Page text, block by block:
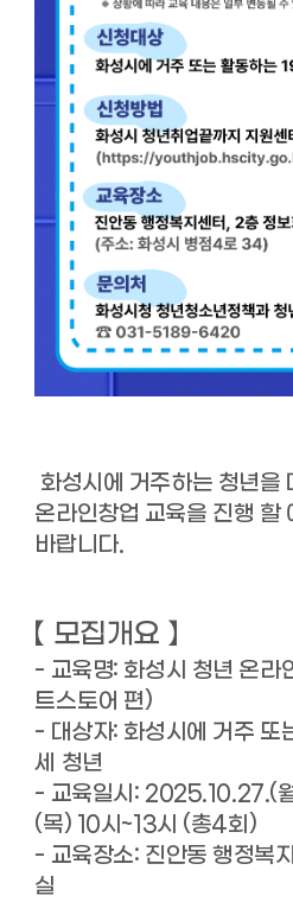
화성시에 거주하는 청년을
온라인창업 교육을 진행 할
바랍니다.
【 모집개요 】
- 교육명: 화성시 청년 온라
트스토어 편)
- 대상자: 화성시에 거주 또
세 청년
- 교육일시: 2025.10.27.(
(목) 10시~13시 (총4회)
- 교육장소: 진안동 행정복
실